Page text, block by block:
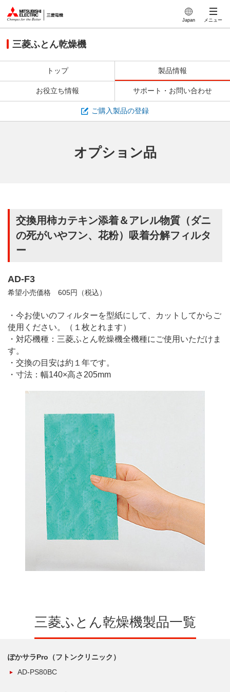
Japan メニュー
三菱ふとん乾燥機
トップ 製品情報
お役立ち情報 サポート・お問い合わせ
ご購入製品の登録
オプション品
交換用柿カテキン添着＆アレル物質（ダニ
の死がいやフン、花粉）吸着分解フィルタ
ー
AD‐F3
希望小売価格 605円（税込）
・今お使いのフィルターを型紙にして、カットしてからご
使用ください。（１枚とれます）
・対応機種：三菱ふとん乾燥機全機種にご使用いただけま
す。
・交換の目安は約１年です。
・寸法：幅140×高さ205mm
三菱ふとん乾燥機製品一覧
ぽかサラPro（フトンクリニック）
AD-PS80BC